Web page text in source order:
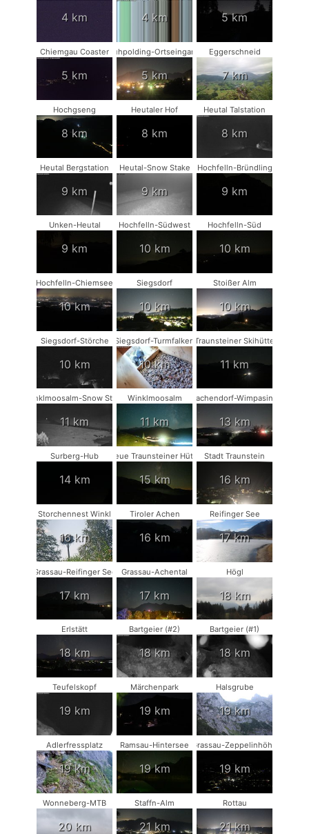
4 km 4 km 5 km
Chiemgau Coaster
5 km
Ruhpolding-Ortseingang
5 km
Eggerschneid
7 km
Hochgseng
8 km
Heutaler Hof
8 km
Heutal Talstation
8 km
Heutal Bergstation
9 km
Heutal-Snow Stake
9 km
Hochfelln-Bründling
9 km
Unken-Heutal
9 km
Hochfelln-Südwest
10 km
Hochfelln-Süd
10 km
Hochfelln-Chiemsee
10 km
Siegsdorf
10 km
Stoißer Alm
10 km
Siegsdorf-Störche
10 km
Siegsdorf-Turmfalken
10 km
Traunsteiner Skihütte
11 km
Winklmoosalm-Snow Stake
11 km
Winklmoosalm
11 km
Vachendorf-Wimpasing
13 km
Surberg-Hub
14 km
Neue Traunsteiner Hütte
15 km
Stadt Traunstein
16 km
Storchennest Winkl
16 km
Tiroler Achen
16 km
Reifinger See
17 km
Grassau-Reifinger See
17 km
Grassau-Achental
17 km
Högl
18 km
Erlstätt
18 km
Bartgeier (#2)
18 km
Bartgeier (#1)
18 km
Teufelskopf
19 km
Märchenpark
19 km
Halsgrube
19 km
Adlerfressplatz
19 km
Ramsau-Hintersee
19 km
Grassau-Zeppelinhöhe
19 km
Wonneberg-MTB
20 km
Staffn-Alm
21 km
Rottau
21 km